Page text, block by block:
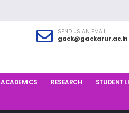
SEND US AN EMAIL
gack@gackarur.ac.in
ACADEMICS RESEARCH STUDENT